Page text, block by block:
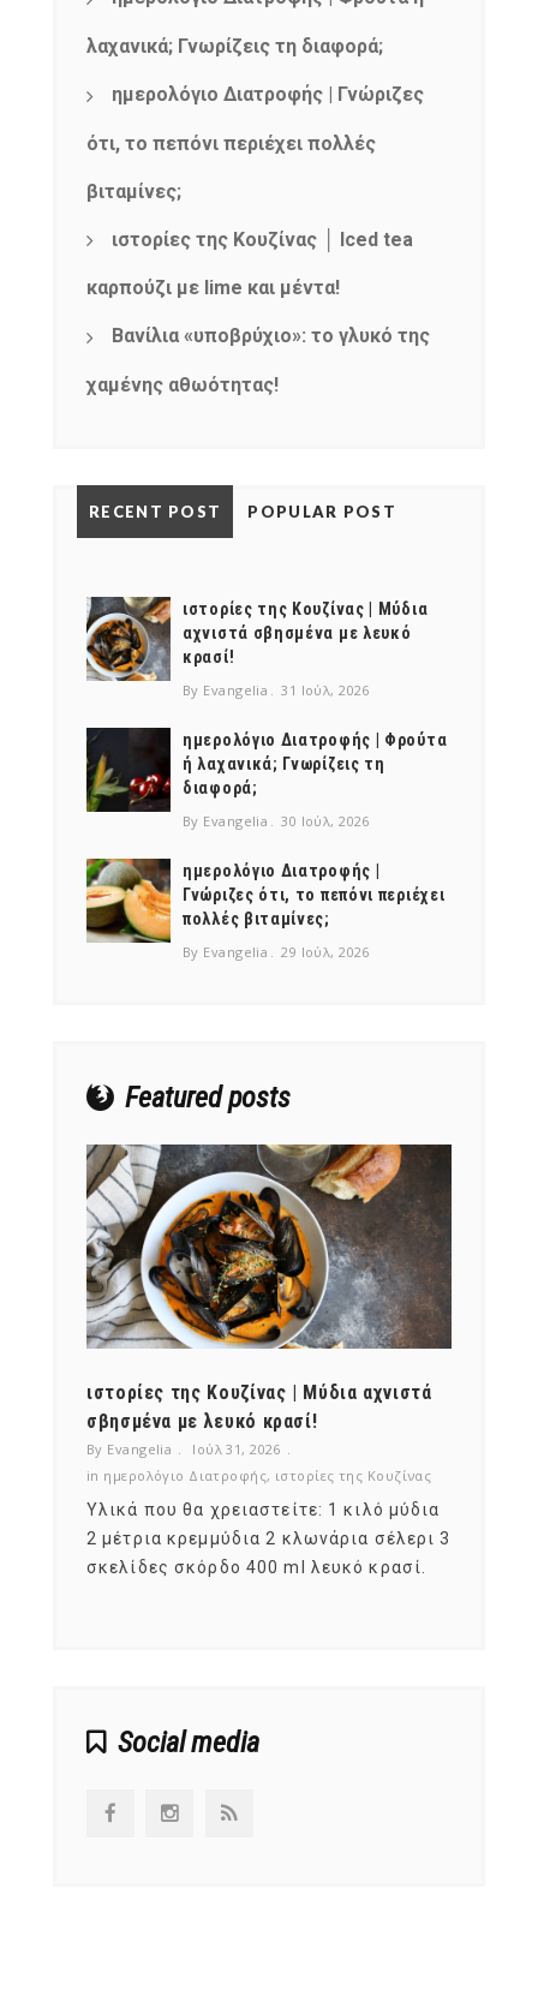
λαχανικά; Γνωρίζεις τη διαφορά;
ημερολόγιο Διατροφής | Γνώριζες
ότι, το πεπόνι περιέχει πολλές
βιταμίνες;
ιστορίες της Κουζίνας │ Iced tea
καρπούζι με lime και μέντα!
Βανίλια «υποβρύχιο»: το γλυκό της
χαμένης αθωότητας!
RECENT POST POPULAR POST
ιστορίες της Κουζίνας | Μύδια
αχνιστά σβησμένα με λευκό
κρασί!
By Evangelia 31 Ιούλ, 2026
ημερολόγιο Διατροφής | Φρούτα
ή λαχανικά; Γνωρίζεις τη
διαφορά;
By Evangelia 30 Ιούλ, 2026
ημερολόγιο Διατροφής |
Γνώριζες ότι, το πεπόνι περιέχει
πολλές βιταμίνες;
By Evangelia 29 Ιούλ, 2026
Featured posts
ιστορίες της Κουζίνας | Μύδια αχνιστά
σβησμένα με λευκό κρασί!
By Evangelia
Ιούλ 31, 2026
in ημερολόγιο Διατροφής, ιστορίες της Κουζίνας
Υλικά που θα χρειαστείτε: 1 κιλό μύδια
2 μέτρια κρεμμύδια 2 κλωνάρια σέλερι 3
σκελίδες σκόρδο 400 ml λευκό κρασί.
Social media